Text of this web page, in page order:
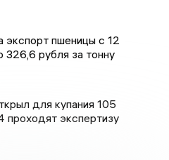
экспорт пшеницы с 12
326,6 рубля за тонну
для купания 105
экспертизу